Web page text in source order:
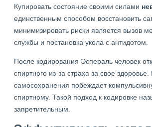
Купировать состояние своими силами
единственным способом восстановить
минимизировать риски является вызов
службы и постановка укола с антидотом.
После кодирования Эспераль человек
спиртного из-за страха за свое здоровье.
самосохранения побеждает
спиртному. Такой подход к кодировке
запретительным.